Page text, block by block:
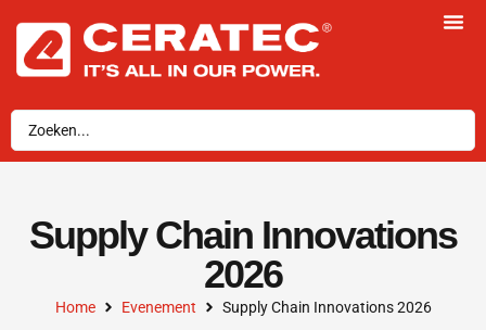
Supply Chain Innovations
2026
Home Evenement Supply Chain Innovations 2026